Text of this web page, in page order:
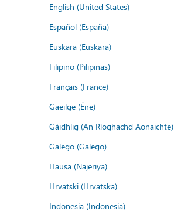
English (United States)
Español (España)
Euskara (Euskara)
Filipino (Pilipinas)
Français (France)
Gaeilge (Éire)
Gàidhlig (An Rìoghachd Aonaichte)
Galego (Galego)
Hausa (Najeriya)
Hrvatski (Hrvatska)
Indonesia (Indonesia)